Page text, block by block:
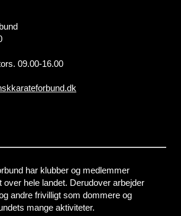
09.00-16.00
har klubber og medlemmer
over hele landet. Derudover arbejder
andre frivilligt som dommere og
mange aktiviteter.